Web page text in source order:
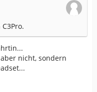
nicht, sondern